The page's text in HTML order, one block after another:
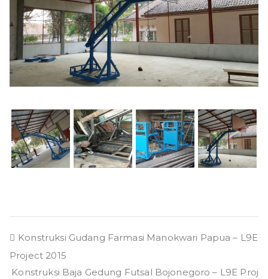
Post
navigation
Konstruksi Gudang Farmasi Manokwari Papua – L9E
Project 2015
Konstruksi Baja Gedung Futsal Bojonegoro – L9E Proj